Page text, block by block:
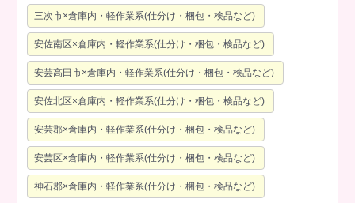
三次市×倉庫内・軽作業系(仕分け・梱包・検品など)
安佐南区×倉庫内・軽作業系(仕分け・梱包・検品など)
安芸高田市×倉庫内・軽作業系(仕分け・梱包・検品など)
安佐北区×倉庫内・軽作業系(仕分け・梱包・検品など)
安芸郡×倉庫内・軽作業系(仕分け・梱包・検品など)
安芸区×倉庫内・軽作業系(仕分け・梱包・検品など)
神石郡×倉庫内・軽作業系(仕分け・梱包・検品など)